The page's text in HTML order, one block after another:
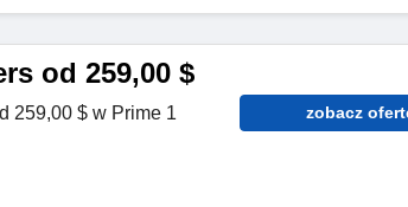
od 259,00 $
259,00 $ w Prime 1
zobacz